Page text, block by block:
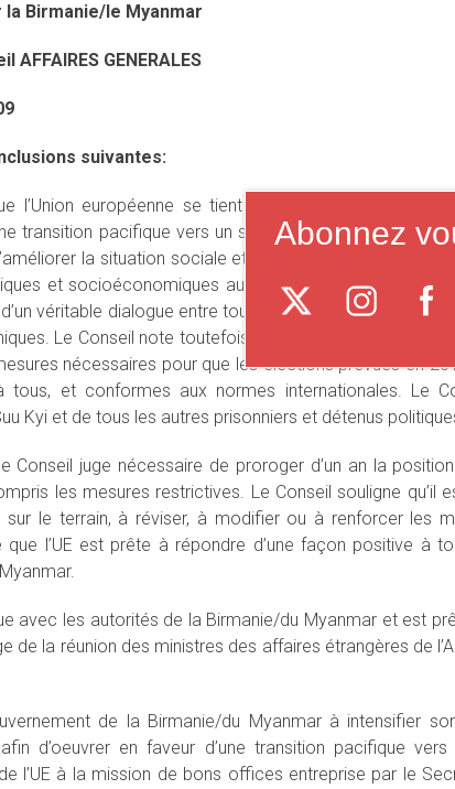
Birmanie/le Myanmar
GENERALES
suivantes:
l’Union européenne se tient fermement aux côtés
transition pacifique vers un système de
la situation sociale et économique de la
et socioéconomiques auxquels le pays est
véritable dialogue entre toutes les parties prenantes,
Le Conseil note toutefois que les autorités de la
nécessaires pour que les élections prévues en
tous, et conformes aux normes internationales. Le
Kyi et de tous les autres prisonniers et détenus
Conseil juge nécessaire de proroger d’un an la
les mesures restrictives. Le Conseil souligne qu’il
sur le terrain, à réviser, à modifier ou à renforcer les
l’UE est prête à répondre d’une façon positive à
avec les autorités de la Birmanie/du Myanmar et est
de la réunion des ministres des affaires étrangères de
de la Birmanie/du Myanmar à intensifier
d’oeuvrer en faveur d’une transition pacifique
l’UE à la mission de bons offices entreprise par le
Abonnez